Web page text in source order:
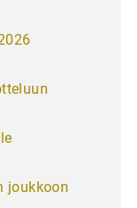
joukkoon